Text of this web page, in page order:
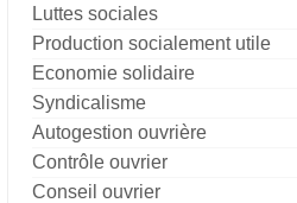
Luttes sociales
Production socialement utile
Economie solidaire
Syndicalisme
Autogestion ouvrière
Contrôle ouvrier
Conseil ouvrier